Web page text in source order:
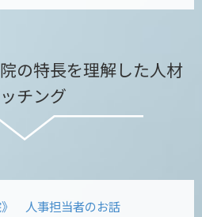
の特長を理解した人材
チング
人事担当者のお話